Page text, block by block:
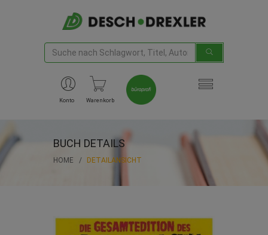
Konto Warenkorb
BUCH DETAILS
HOME DETAILANSICHT